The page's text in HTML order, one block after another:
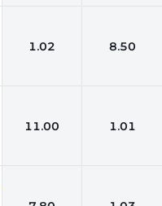
1.02 8.50
11.00 1.01